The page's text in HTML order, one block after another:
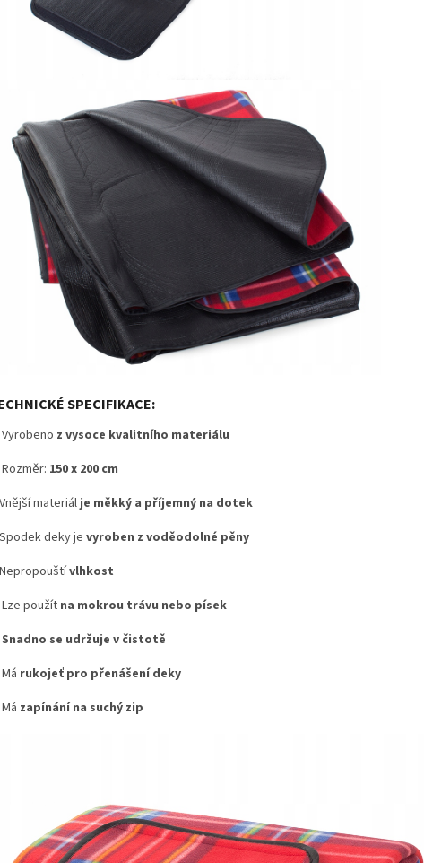
SPECIFIKACE:
Vyrobeno z vysoce kvalitního materiálu
150 x 200 cm
materiálje měkký a příjemný na dotek
deky jevyroben z voděodolné pěny
vlhkost
Lze použítna mokrou trávu nebo písek
Snadno se udržuje v čistotě
rukojeť pro přenášení deky
zapínání na suchý zip